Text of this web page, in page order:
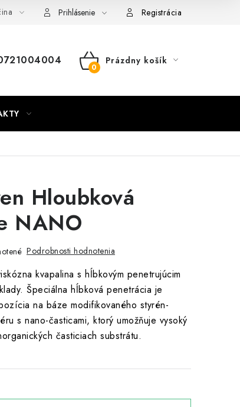
Mapa webu Milpe.sk
Prihlásenie Registrácia
NÁKUPNÝ
Prázdny košík
Hloubková
NANO
Podrobnosti hodnotenia
kvapalina s hĺbkovým penetrujúcim
Špeciálna hĺbková penetrácia je
na báze modifikovaného styrén-
s nano-časticami, ktorý umožňuje vysoký
časticiach substrátu.